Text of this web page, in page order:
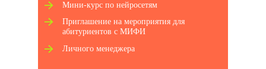
Мини-курс по нейросетям
Личного менеджера
Приглашение на мероприятия для
абитуриентов с МИФИ